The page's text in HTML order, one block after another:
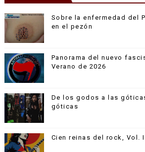
Sobre la enfermedad del
en el pezón
Panorama del nuevo
Verano de 2026
De los godos a las
góticas
Cien reinas del rock, Vol.